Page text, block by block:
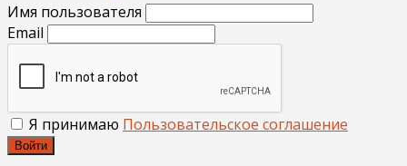
Имя пользователя
Email
Я принимаю Пользовательское соглашение
Войти